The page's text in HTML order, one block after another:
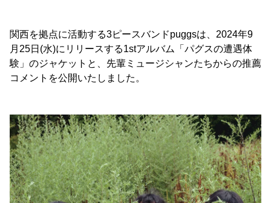
関西を拠点に活動する3ピースバンドpuggsは、2024年9
月25日(水)にリリースする1stアルバム「パグスの遭遇体
験」のジャケットと、先輩ミュージシャンたちからの推薦
コメントを公開いたしました。